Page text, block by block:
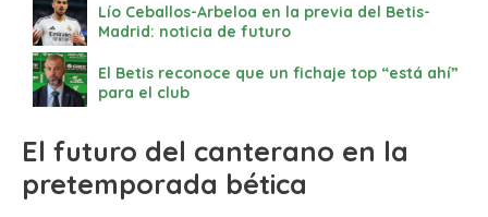
Lío Ceballos-Arbeloa en la previa del Betis-
Madrid: noticia de futuro
El Betis reconoce que un fichaje top “está ahí”
para el club
El futuro del canterano en la
pretemporada bética